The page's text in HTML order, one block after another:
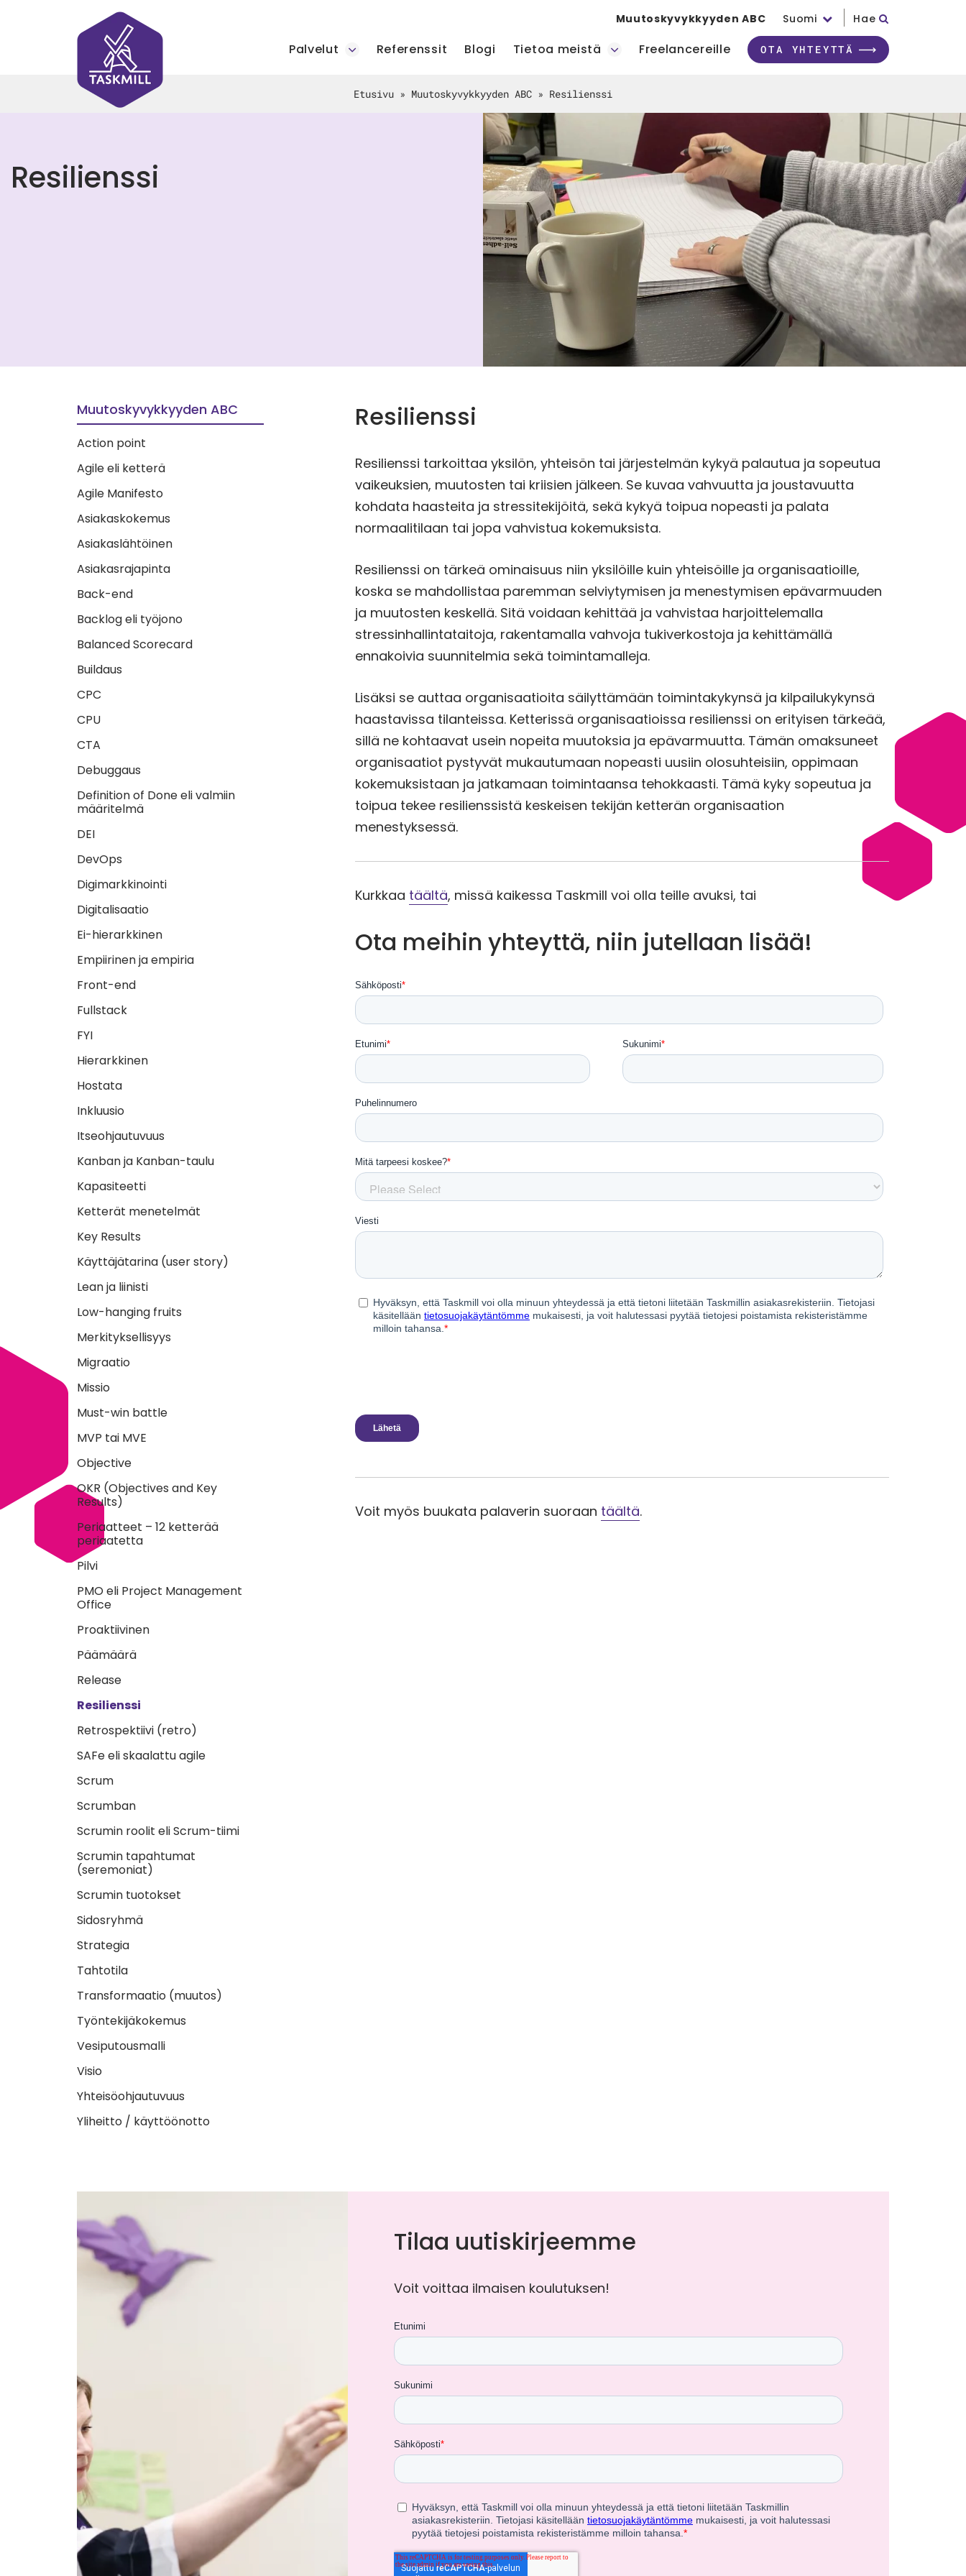
Muutoskyvykkyyden ABC Suomi Hae
Palvelut Referenssit Blogi Tietoa meistä Freelancereille OTA YHTEYTTÄ
Etusivu» Muutoskyvykkyyden ABC» Resilienssi
Resilienssi
Muutoskyvykkyyden ABC
Action point
Agile eli ketterä
Agile Manifesto
Asiakaskokemus
Asiakaslähtöinen
Asiakasrajapinta
Back-end
Backlog eli työjono
Balanced Scorecard
Buildaus
CPC
CPU
CTA
Debuggaus
Definition of Done eli valmiin
määritelmä
DEI
DevOps
Digimarkkinointi
Digitalisaatio
Ei-hierarkkinen
Empiirinen ja empiria
Front-end
Fullstack
FYI
Hierarkkinen
Hostata
Inkluusio
Itseohjautuvuus
Kanban ja Kanban-taulu
Kapasiteetti
Ketterät menetelmät
Key Results
Käyttäjätarina (user story)
Lean ja liinisti
Low-hanging fruits
Merkityksellisyys
Migraatio
Missio
Must-win battle
MVP tai MVE
Objective
OKR (Objectives and Key
Results)
Periaatteet – 12 ketterää
periaatetta
Pilvi
PMO eli Project Management
Office
Proaktiivinen
Päämäärä
Release
Resilienssi
Retrospektiivi (retro)
SAFe eli skaalattu agile
Scrum
Scrumban
Scrumin roolit eli Scrum-tiimi
Scrumin tapahtumat
(seremoniat)
Scrumin tuotokset
Sidosryhmä
Strategia
Tahtotila
Transformaatio (muutos)
Työntekijäkokemus
Vesiputousmalli
Visio
Yhteisöohjautuvuus
Yliheitto / käyttöönotto
Resilienssi
Resilienssi tarkoittaa yksilön, yhteisön tai järjestelmän kykyä palautua ja sopeutua
vaikeuksien, muutosten tai kriisien jälkeen. Se kuvaa vahvuutta ja joustavuutta
kohdata haasteita ja stressitekijöitä, sekä kykyä toipua nopeasti ja palata
normaalitilaan tai jopa vahvistua kokemuksista.
Resilienssi on tärkeä ominaisuus niin yksilöille kuin yhteisöille ja organisaatioille,
koska se mahdollistaa paremman selviytymisen ja menestymisen epävarmuuden
ja muutosten keskellä. Sitä voidaan kehittää ja vahvistaa harjoittelemalla
stressinhallintataitoja, rakentamalla vahvoja tukiverkostoja ja kehittämällä
ennakoivia suunnitelmia sekä toimintamalleja.
Lisäksi se auttaa organisaatioita säilyttämään toimintakykynsä ja kilpailukykynsä
haastavissa tilanteissa. Ketterissä organisaatioissa resilienssi on erityisen tärkeää,
sillä ne kohtaavat usein nopeita muutoksia ja epävarmuutta. Tämän omaksuneet
organisaatiot pystyvät mukautumaan nopeasti uusiin olosuhteisiin, oppimaan
kokemuksistaan ja jatkamaan toimintaansa tehokkaasti. Tämä kyky sopeutua ja
toipua tekee resilienssistä keskeisen tekijän ketterän organisaation
menestyksessä.
Kurkkaa täältä, missä kaikessa Taskmill voi olla teille avuksi, tai
Ota meihin yhteyttä, niin jutellaan lisää!
Voit myös buukata palaverin suoraan täältä.
Tilaa uutiskirjeemme
Voit voittaa ilmaisen koulutuksen!